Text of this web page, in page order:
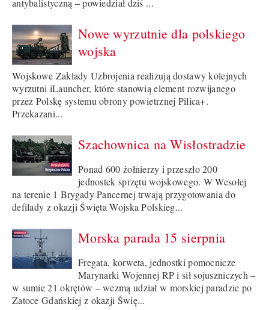
antybalistyczną – powiedział dziś ...
Nowe wyrzutnie dla polskiego
wojska
Wojskowe Zakłady Uzbrojenia realizują dostawy kolejnych
wyrzutni iLauncher, które stanowią element rozwijanego
przez Polskę systemu obrony powietrznej Pilica+.
Przekazani...
Szachownica na Wisłostradzie
Ponad 600 żołnierzy i przeszło 200
jednostek sprzętu wojskowego. W Wesołej
na terenie 1 Brygady Pancernej trwają przygotowania do
defilady z okazji Święta Wojska Polskieg...
Morska parada 15 sierpnia
Fregata, korweta, jednostki pomocnicze
Marynarki Wojennej RP i sił sojuszniczych –
w sumie 21 okrętów – wezmą udział w morskiej paradzie po
Zatoce Gdańskiej z okazji Świę...